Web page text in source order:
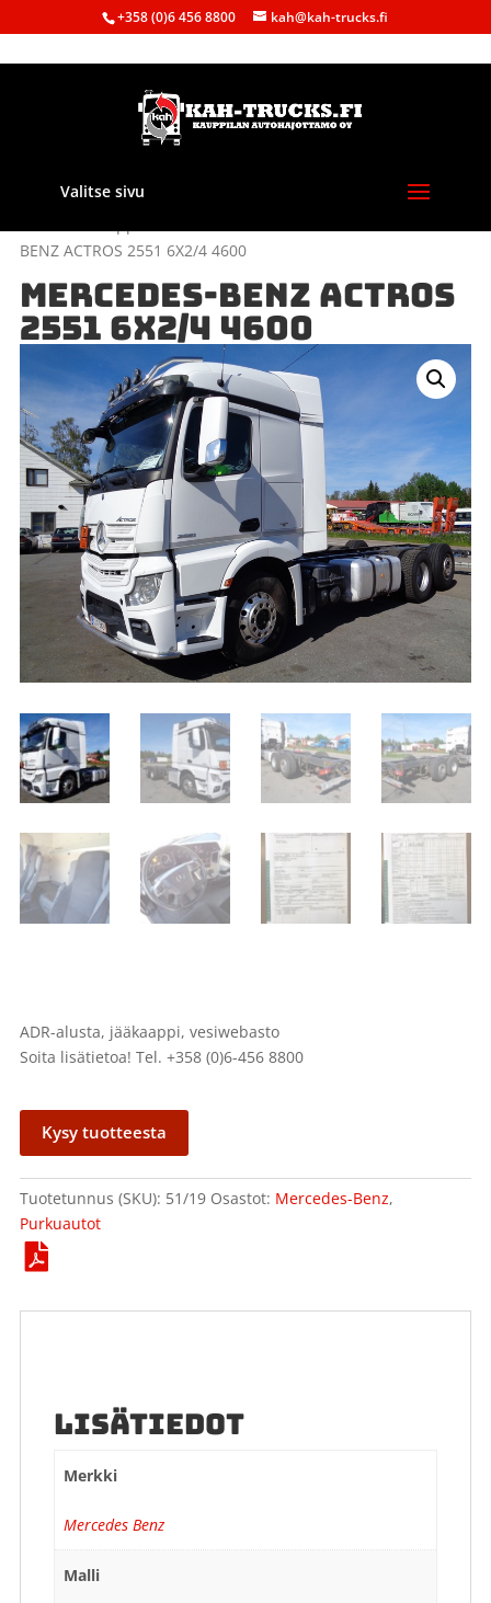
+358 (0)6 456 8800 kah@kah-trucks.fi
Valitse sivu
BENZ ACTROS 2551 6X2/4 4600
MERCEDES-BENZ ACTROS
2551 6X2/4 4600
ADR-alusta, jääkaappi, vesiwebasto
Soita lisätietoa! Tel. +358 (0)6-456 8800
Kysy tuotteesta
Tuotetunnus (SKU): 51/19 Osastot: Mercedes-Benz,
Purkuautot
LISÄTIEDOT
Merkki
Mercedes Benz
Malli